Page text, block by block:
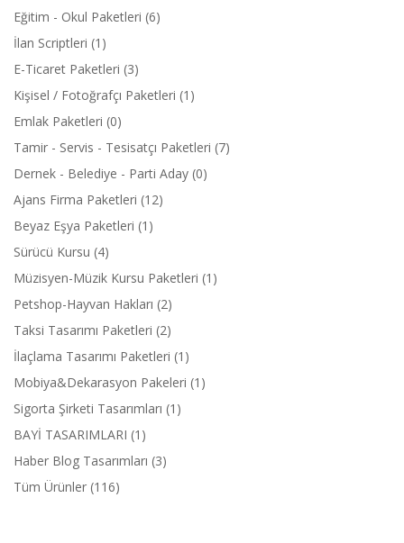
Eğitim - Okul Paketleri (6)
İlan Scriptleri (1)
E-Ticaret Paketleri (3)
Kişisel / Fotoğrafçı Paketleri (1)
Emlak Paketleri (0)
Tamir - Servis - Tesisatçı Paketleri (7)
Dernek - Belediye - Parti Aday (0)
Ajans Firma Paketleri (12)
Beyaz Eşya Paketleri (1)
Sürücü Kursu (4)
Müzisyen-Müzik Kursu Paketleri (1)
Petshop-Hayvan Hakları (2)
Taksi Tasarımı Paketleri (2)
İlaçlama Tasarımı Paketleri (1)
Mobiya&Dekarasyon Pakeleri (1)
Sigorta Şirketi Tasarımları (1)
BAYİ TASARIMLARI (1)
Haber Blog Tasarımları (3)
Tüm Ürünler (116)